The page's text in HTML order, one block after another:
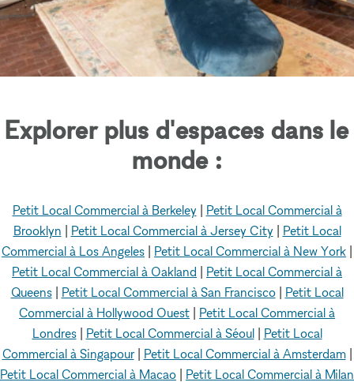
Explorer plus d'espaces dans le
monde :
Petit Local Commercial à Berkeley
Petit Local Commercial à
Brooklyn
Petit Local Commercial à Jersey City
Petit Local
Commercial à Los Angeles
Petit Local Commercial à New York
Petit Local Commercial à Oakland
Petit Local Commercial à
Queens| Petit Local Commercial à San Francisco| Petit Local
Commercial à Hollywood Ouest
Petit Local Commercial à
Londres| Petit Local Commercial à Séoul| Petit Local
Commercial à Singapour| Petit Local Commercial à Amsterdam|
Petit Local Commercial à Macao
Petit Local Commercial à Milan